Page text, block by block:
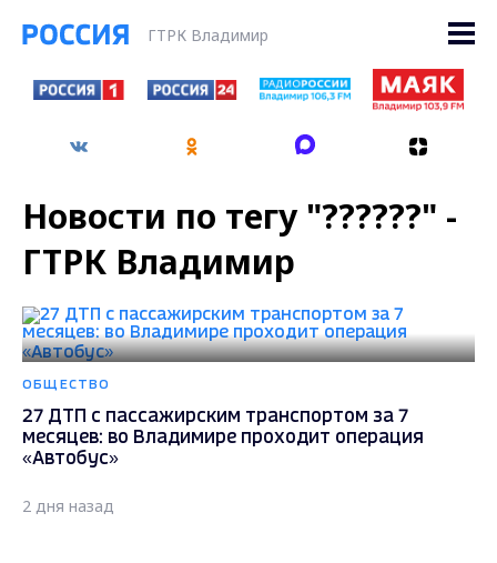
ГТРК Владимир
Новости по тегу "??????" -
ГТРК Владимир
ОБЩЕСТВО
27 ДТП с пассажирским транспортом за 7
месяцев: во Владимире проходит операция
«Автобус»
2 дня назад